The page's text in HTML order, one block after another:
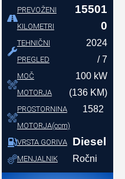
PREVOŽENI
KILOMETRI
15501
0
TEHNIČNI
PREGLED
2024
/ 7
MOČ
MOTORJA
100 kW
(136 KM)
PROSTORNINA
MOTORJA(ccm)
1582
VRSTA GORIVA Diesel
MENJALNIK Ročni